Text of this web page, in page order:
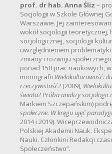
prof. dr hab. Anna Śliz –
Socjologii w Szkole Głównej
Warszawie. Jej
wokół socjologii teoretycznej,
socjologicznej, socjologii
uwzględnieniem
zmiany i rozwoju
ponad 150 prac naukowych,
monografii Wielokulturowość:
rzeczywistość? (2009),
świata? Próba analizy
Markiem Szczepańskim)
społeczne. W kręgu ujęć
2014 i 2019).
Polskiej Akademii Nauk.
Nauki. Członkini Redakcji
Społeczeństwo”.